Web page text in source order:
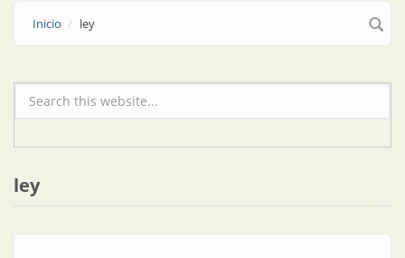
Inicio ley
Formulario de búsqueda
ley